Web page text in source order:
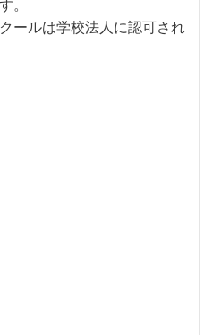
。
ールは学校法人に認可され